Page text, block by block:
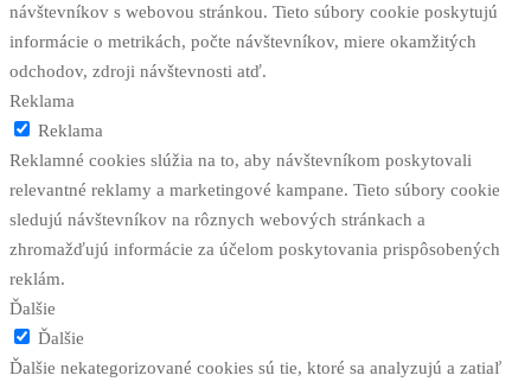
návštevníkov s webovou stránkou. Tieto súbory cookie poskytujú
informácie o metrikách, počte návštevníkov, miere okamžitých
odchodov, zdroji návštevnosti atď.
Reklama
Reklama
Reklamné cookies slúžia na to, aby návštevníkom poskytovali
relevantné reklamy a marketingové kampane. Tieto súbory cookie
sledujú návštevníkov na rôznych webových stránkach a
zhromažďujú informácie za účelom poskytovania prispôsobených
reklám.
Ďalšie
Ďalšie
Ďalšie nekategorizované cookies sú tie, ktoré sa analyzujú a zatiaľ